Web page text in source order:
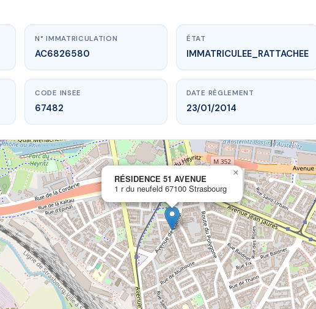
www.vme.plus/AC6826580
RÉSIDENCE 51 AVENUE
1 r du neufeld67100 Strasbourg
N° IMMATRICULATION
AC6826580
ÉTAT
IMMATRICULEE_RATTACHEE
CODE INSEE
67482
DATE RÈGLEMENT
23/01/2014
RÉSIDENCE 51 AVENUE
1 r du neufeld 67100 Strasbourg
×